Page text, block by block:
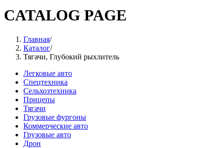
CATALOG PAGE
Главная/
Каталог/
Тягачи, Глубокий рыхлитель
Легковые авто
Спецтехника
Сельхозтехника
Прицепы
Тягачи
Грузовые фургоны
Коммерческие авто
Грузовые авто
Дрон